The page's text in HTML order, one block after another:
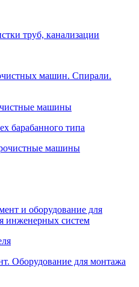
труб, канализации
машин. Спирали.
машины
барабанного типа
машины
и оборудование для
инженерных систем
Оборудование для монтажа